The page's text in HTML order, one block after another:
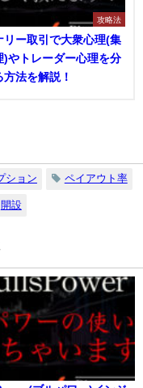
攻略法
リー取引で大衆心理(集
)やトレーダー心理を分
方法を解説！
ション ペイアウト率
開設